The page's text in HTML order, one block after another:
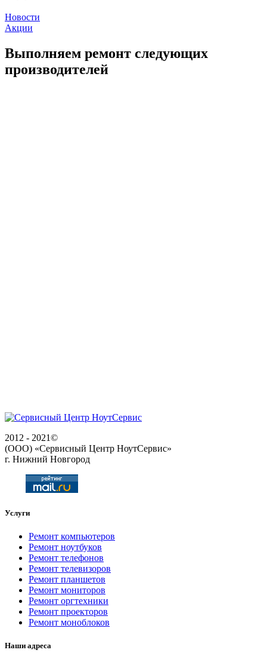
Новости
Акции
Выполняем ремонт следующих
производителей
2012 - 2021©
(ООО) «Сервисный Центр НоутСервис»
г. Нижний Новгород
Услуги
Ремонт компьютеров
Ремонт ноутбуков
Ремонт телефонов
Ремонт телевизоров
Ремонт планшетов
Ремонт мониторов
Ремонт оргтехники
Ремонт проекторов
Ремонт моноблоков
Наши адреса